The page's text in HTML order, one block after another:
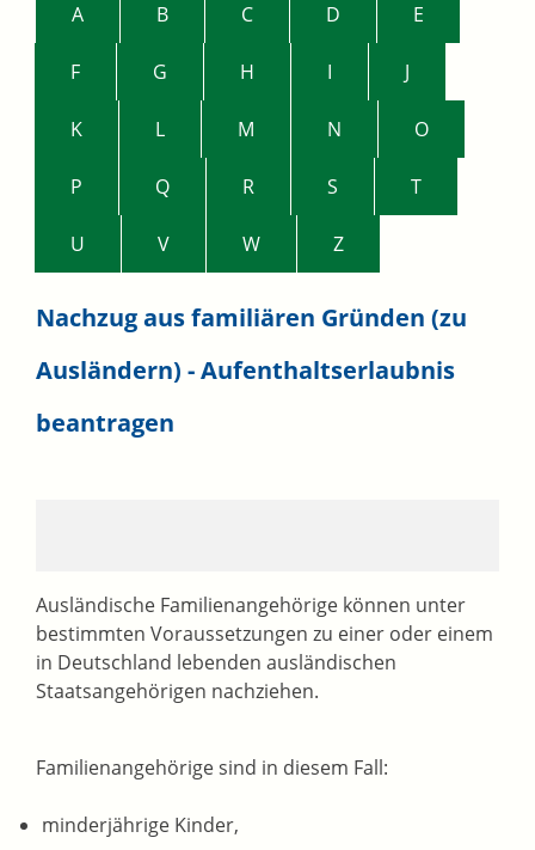
A B C D E
F G H I J
K L M N O
P Q R S T
U V W Z
Nachzug aus familiären Gründen (zu
Ausländern) - Aufenthaltserlaubnis
beantragen
Ausländische Familienangehörige können unter
bestimmten Voraussetzungen zu einer oder einem
in Deutschland lebenden ausländischen
Staatsangehörigen nachziehen.
Familienangehörige sind in diesem Fall:
minderjährige Kinder,